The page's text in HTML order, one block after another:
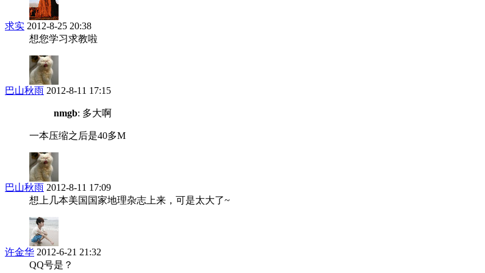
求实 2012-8-25 20:38
想您学习求教啦
巴山秋雨 2012-8-11 17:15
nmgb: 多大啊
一本压缩之后是40多M
巴山秋雨 2012-8-11 17:09
想上几本美国国家地理杂志上来，可是太大了~
许金华 2012-6-21 21:32
QQ号是？